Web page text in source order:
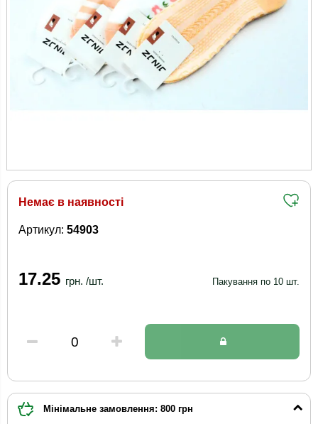
Немає в наявності
Артикул: 54903
17.25 грн. /шт. Пакування по 10 шт.
Мінімальне замовлення: 800 грн